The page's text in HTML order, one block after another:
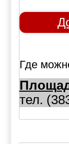
Где
тел.